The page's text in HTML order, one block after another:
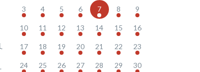
3 4 5 6 7 8 9
10 11 12 13 14 15 16
17 18 19 20 21 22 23
24 25 26 27 28 29 30